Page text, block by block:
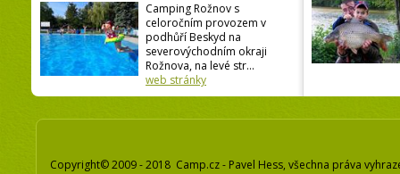
Camping Rožnov s
celoročním provozem v
podhůří Beskyd na
severovýchodním okraji
Rožnova, na levé str...
web stránky
Copyright© 2009 - 2018 Camp.cz - Pavel Hess, všechna práva